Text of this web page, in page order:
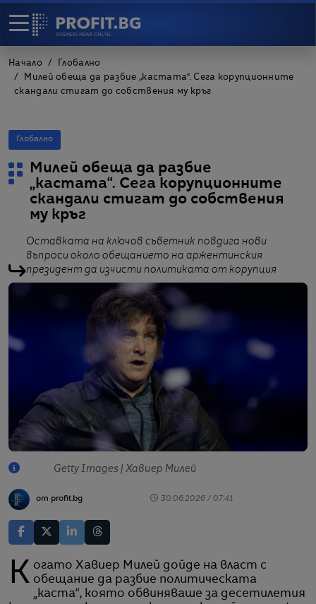
Начало
Глобално
Милей обеща да разбие „кастата“. Сега корупционните
скандали стигат до собствения му кръг
Глобално
Милей обеща да разбие
„кастата“. Сега корупционните
скандали стигат до собствения
му кръг
Оставката на ключов съветник повдига нови
въпроси около обещанието на аржентинския
президент да изчисти политиката от корупция
Getty Images | Хавиер Милей
от profit.bg 30.06.2026 / 07:41
Когато Хавиер Милей дойде на власт с обещание да разбие политическата
„каста“, която обвиняваше за десетилетия